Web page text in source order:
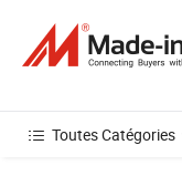
Toutes Catégories